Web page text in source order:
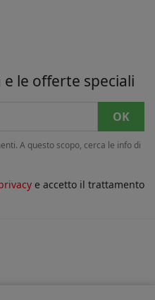
le offerte speciali
A questo scopo, cerca le info di
e accetto il trattamento